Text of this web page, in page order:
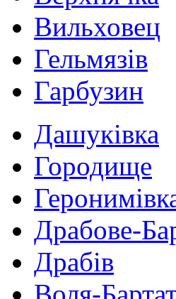
Вильховец
Гельмязів
Гарбузин
Дашуківка
Городище
Драбове-
Драбів